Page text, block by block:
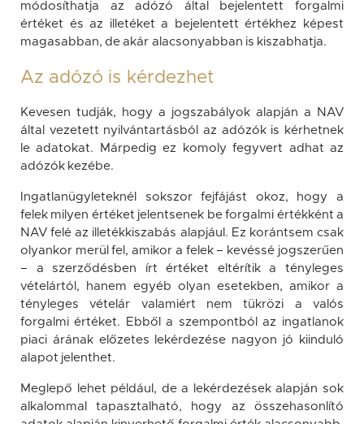
módosíthatja az adózó által bejelentett forgalmi
értéket és az illetéket a bejelentett értékhez képest
magasabban, de akár alacsonyabban is kiszabhatja.
Az adózó is kérdezhet
Kevesen tudják, hogy a jogszabályok alapján a NAV
által vezetett nyilvántartásból az adózók is kérhetnek
le adatokat. Márpedig ez komoly fegyvert adhat az
adózók kezébe.
Ingatlanügyleteknél sokszor fejfájást okoz, hogy a
felek milyen értéket jelentsenek be forgalmi értékként a
NAV felé az illetékkiszabás alapjául. Ez korántsem csak
olyankor merül fel, amikor a felek – kevéssé jogszerűen
– a szerződésben írt értéket eltérítik a tényleges
vételártól, hanem egyéb olyan esetekben, amikor a
tényleges vételár valamiért nem tükrözi a valós
forgalmi értéket. Ebből a szempontból az ingatlanok
piaci árának előzetes lekérdezése nagyon jó kiinduló
alapot jelenthet.
Meglepő lehet például, de a lekérdezések alapján sok
alkalommal tapasztalható, hogy az összehasonlító